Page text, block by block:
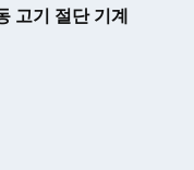
고기 절단 기계